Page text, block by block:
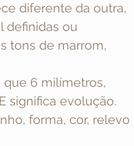
diferente da outra,
definidas ou
tons de marrom,
que 6 milímetros,
significa evolução.
forma, cor, relevo